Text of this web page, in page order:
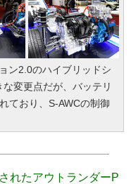
ン2.0のハイブリッドシ
変更点だが、バッテリ
ており、S-AWCの制御
れたアウトランダーP